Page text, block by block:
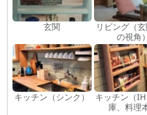
玄関
リビング（
の視角）
キッチン（シンク）
キッチン（
庫、料理